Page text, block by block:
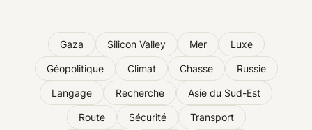
Gaza Silicon Valley Mer Luxe
Géopolitique Climat Chasse Russie
Langage Recherche Asie du Sud-Est
Route Sécurité Transport